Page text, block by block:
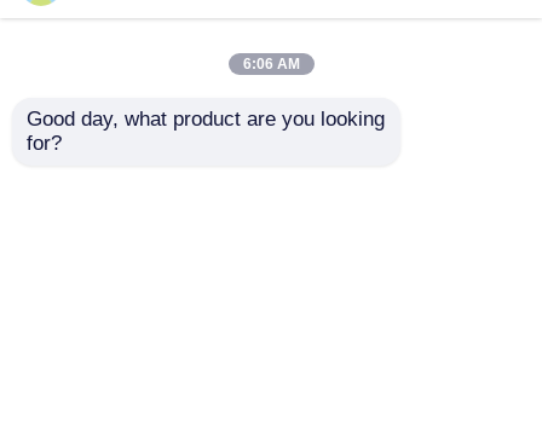
Εξωθημένα
Ανοδιωμένα Προφίλ
Αλουμινίου
Καλύτερη τιμή
manufacturers
produce custom-
made extruded
aluminum 6063
Καλύτερη τιμή
6:06 AM
Good day, what product are you looking
for?